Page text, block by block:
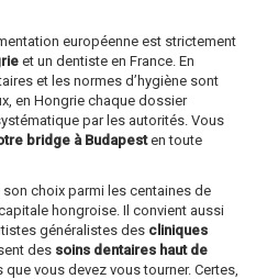
européenne est strictement
et un dentiste en France. En
et les normes d’hygiène sont
en Hongrie chaque dossier
par les autorités. Vous
bridge à Budapesten toute
choix parmi les centaines de
hongroise. Il convient aussi
généralistes des cliniques
des soins dentaires haut de
que vous devez vous tourner. Certes,